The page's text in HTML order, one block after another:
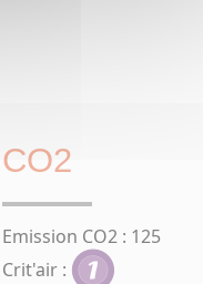
CO2
Emission CO2 : 125
Crit'air :